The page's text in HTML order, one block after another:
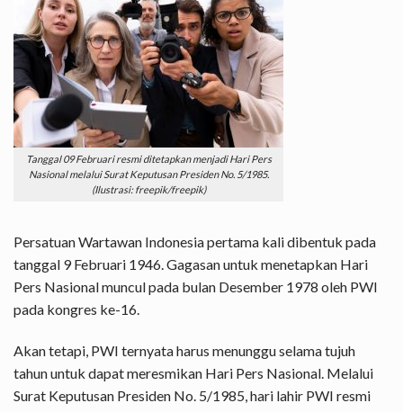
Tanggal 09 Februari resmi ditetapkan menjadi Hari Pers
Nasional melalui Surat Keputusan Presiden No. 5/1985.
(Ilustrasi: freepik/freepik)
Persatuan Wartawan Indonesia pertama kali dibentuk pada
tanggal 9 Februari 1946. Gagasan untuk menetapkan Hari
Pers Nasional muncul pada bulan Desember 1978 oleh PWI
pada kongres ke-16.
Akan tetapi, PWI ternyata harus menunggu selama tujuh
tahun untuk dapat meresmikan Hari Pers Nasional. Melalui
Surat Keputusan Presiden No. 5/1985, hari lahir PWI resmi